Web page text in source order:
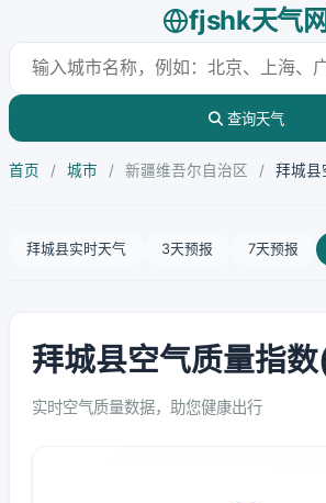
fjshk天气网
查询天气
首页 / 城市 / 新疆维吾尔自治区 / 拜城县
拜城县实时天气 3天预报 7天预报
拜城县空气质量指
实时空气质量数据，助您健康出行